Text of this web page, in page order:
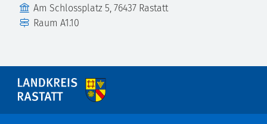
Gebäude
Am Schlossplatz 5, 76437 Rastatt
Raum A1.10